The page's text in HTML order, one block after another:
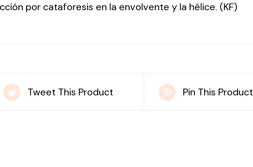
por cataforesis en la envolvente y la hélice. (KF)
Tweet This Product Pin This Product